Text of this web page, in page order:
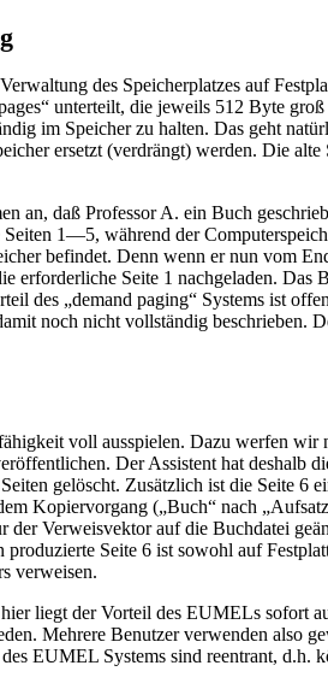
des Speicherplatzes auf
unterteilt, die jeweils 512 Byte
im Speicher zu halten. Das geht
ersetzt (verdrängt) werden. Die
daß Professor A. ein Buch
1—5, während der
befindet. Denn wenn er nun vom
erforderliche Seite 1 nachgeladen.
des „demand paging“ Systems ist
noch nicht vollständig
voll ausspielen. Dazu werfen
Der Assistent hat deshalb
gelöscht. Zusätzlich ist die Seite
Kopiervorgang („Buch“ nach
Verweisvektor auf die Buchdatei
Seite 6 ist sowohl auf
verweisen.
liegt der Vorteil des EUMELs sofort
Mehrere Benutzer verwenden also
EUMEL Systems sind reentrant, d.h.